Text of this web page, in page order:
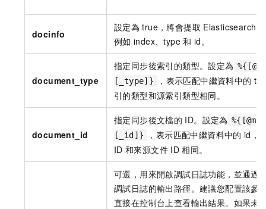
docinfo
設定為 true，將會提取 Elasticsearch
例如 index、type 和 id。
document_type
指定同步後索引的類型。設定為
[_type]}
，表示匹配中繼資料中的
引的類型和源索引類型相同。
document_id
指定同步後文檔的 ID。設定為
[_id]}
，表示匹配中繼資料中的 id，
ID 和來源文件 ID 相同。
可選，用來開啟調試日誌功能，並通過
調試日誌的輸出路徑。建議您配置該參
直接在控制台上查看輸出結果。如果未